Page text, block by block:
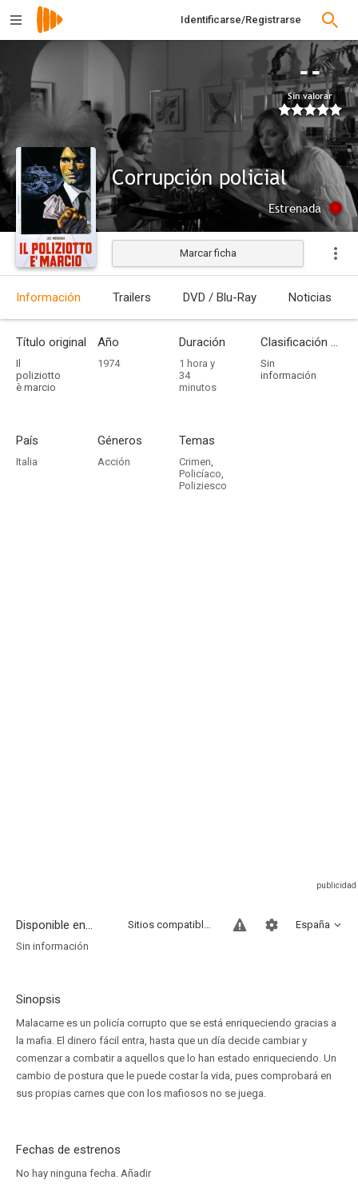
Identificarse/Registrarse
--
Sin valorar
Corrupción policial
Estrenada
Marcar ficha
Información Trailers DVD / Blu-Ray Noticias
Título original
Il
poliziotto
è marcio
Año
1974
Duración
1 hora y
34
minutos
Clasificación por edades
Sin
información
País
Italia
Géneros
Acción
Temas
Crimen,
Policíaco,
Poliziesco
Disponible en... España
Sitios compatibles
Sin información
Sinopsis
Malacarne es un policía corrupto que se está enriqueciendo gracias a
la mafia. El dinero fácil entra, hasta que un día decide cambiar y
comenzar a combatir a aquellos que lo han estado enriqueciendo. Un
cambio de postura que le puede costar la vida, pues comprobará en
sus propias carnes que con los mafiosos no se juega.
Fechas de estrenos
No hay ninguna fecha. Añadir